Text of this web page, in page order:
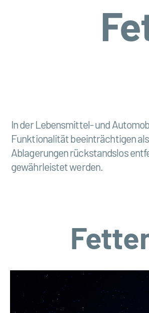
In der Lebensmittel- und
Funktionalität beeinträchtigen
Ablagerungen rückstandslos
gewährleistet werden.